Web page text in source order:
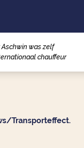
was zelf
chauffeur
Transporteffect.